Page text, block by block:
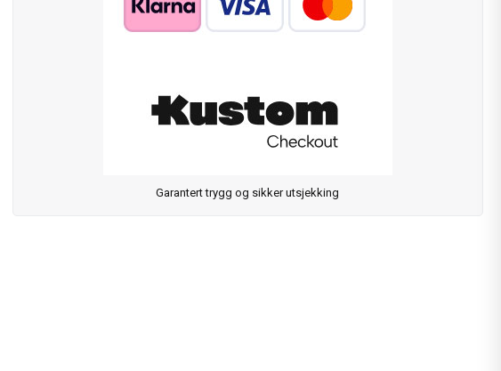
Garantert trygg og sikker utsjekking